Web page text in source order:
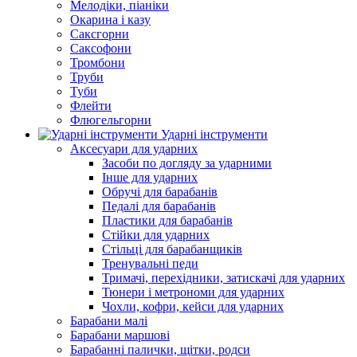
Мелодіки, піаніки
Окарина і казу
Саксгорни
Саксофони
Тромбони
Труби
Туби
Флейти
Флюгельгорни
Ударні інструменти
Аксесуари для ударних
Засоби по догляду за ударними
Інше для ударних
Обручі для барабанів
Педалі для барабанів
Пластики для барабанів
Стійки для ударних
Стільці для барабанщиків
Тренувальні педи
Тримачі, перехідники, затискачі для ударних
Тюнери і метрономи для ударних
Чохли, кофри, кейси для ударних
Барабани малі
Барабани маршові
Барабанні палички, щітки, родси